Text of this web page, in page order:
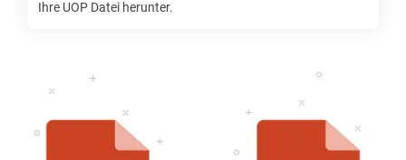
Ihre UOP Datei herunter.